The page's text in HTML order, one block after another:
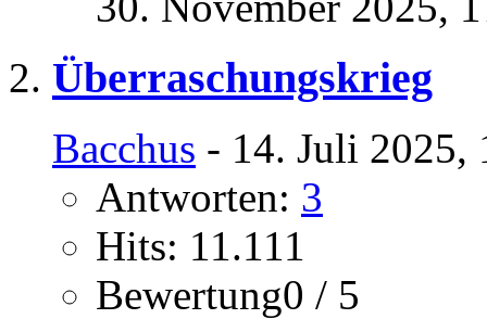
Überraschungskrieg
Bacchus - 14. Juli 2025,
Antworten: 3
Hits: 11.111
Bewertung0 / 5